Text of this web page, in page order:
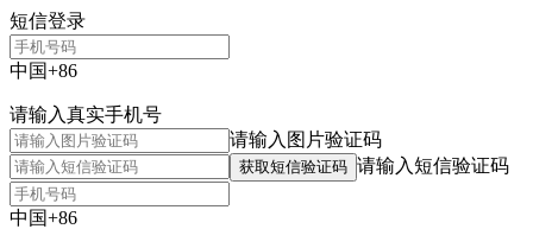
短信登录
中国+86
请输入真实手机号
请输入图片验证码
获取短信验证码 请输入短信验证码
中国+86